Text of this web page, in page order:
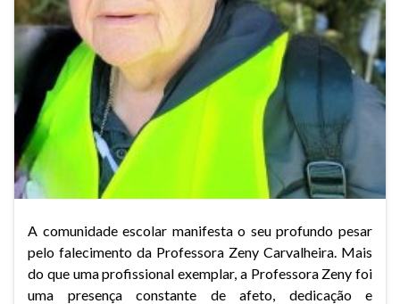
A comunidade escolar manifesta o seu profundo pesar
pelo falecimento da Professora Zeny Carvalheira. Mais
do que uma profissional exemplar, a Professora Zeny foi
uma presença constante de afeto, dedicação e